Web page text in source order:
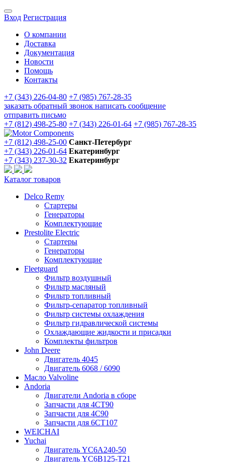
Вход Регистрация
О компании
Доставка
Документация
Новости
Помощь
Контакты
+7 (343) 226-04-80 +7 (985) 767-28-35
заказать обратный звонок написать сообщение
отправить письмо
+7 (812) 498-25-80 +7 (343) 226-01-64 +7 (985) 767-28-35
+7 (812) 498-25-00 Санкт-Петербург
+7 (343) 226-01-64 Екатеринбург
+7 (343) 237-30-32 Екатеринбург
Каталог товаров
Delco Remy
Стартеры
Генераторы
Комплектующие
Prestolite Electric
Стартеры
Генераторы
Комплектующие
Fleetguard
Фильтр воздушный
Фильтр масляный
Фильтр топливный
Фильтр-сепаратор топливный
Фильтр системы охлаждения
Фильтр гидравлической системы
Охлаждающие жидкости и присадки
Комплекты фильтров
John Deere
Двигатель 4045
Двигатель 6068 / 6090
Масло Valvoline
Andoria
Двигатели Andoria в сборе
Запчасти для 4CT90
Запчасти для 4С90
Запчасти для 6CT107
WEICHAI
Yuchai
Двигатель YC6A240-50
Двигатель YC6B125-T21